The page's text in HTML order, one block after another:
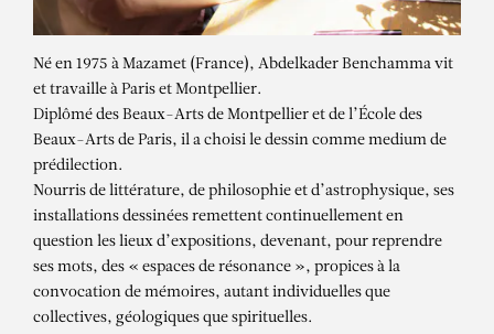
Né en 1975 à Mazamet (France), Abdelkader Benchamma vit
et travaille à Paris et Montpellier.
Diplômé des Beaux-Arts de Montpellier et de l’École des
Beaux-Arts de Paris, il a choisi le dessin comme medium de
prédilection.
Nourris de littérature, de philosophie et d’astrophysique, ses
installations dessinées remettent continuellement en
question les lieux d’expositions, devenant, pour reprendre
ses mots, des « espaces de résonance », propices à la
convocation de mémoires, autant individuelles que
collectives, géologiques que spirituelles.